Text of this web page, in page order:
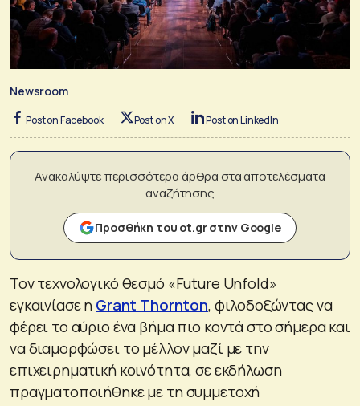
Newsroom
Post on Facebook Post on X Post on LinkedIn
Ανακαλύψτε περισσότερα άρθρα στα αποτελέσματα
αναζήτησης
Προσθήκη του ot.gr στην Google
Τον τεχνολογικό θεσμό «Future Unfold»
εγκαινίασε η Grant Thornton, φιλοδοξώντας να
φέρει το αύριο ένα βήμα πιο κοντά στο σήμερα και
να διαμορφώσει το μέλλον μαζί με την
επιχειρηματική κοινότητα, σε εκδήλωση
πραγματοποιήθηκε με τη συμμετοχή